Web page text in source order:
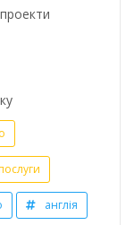
англія